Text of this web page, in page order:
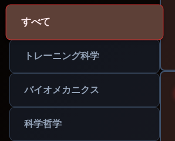
すべて
トレーニング科学
バイオメカニクス
科学哲学